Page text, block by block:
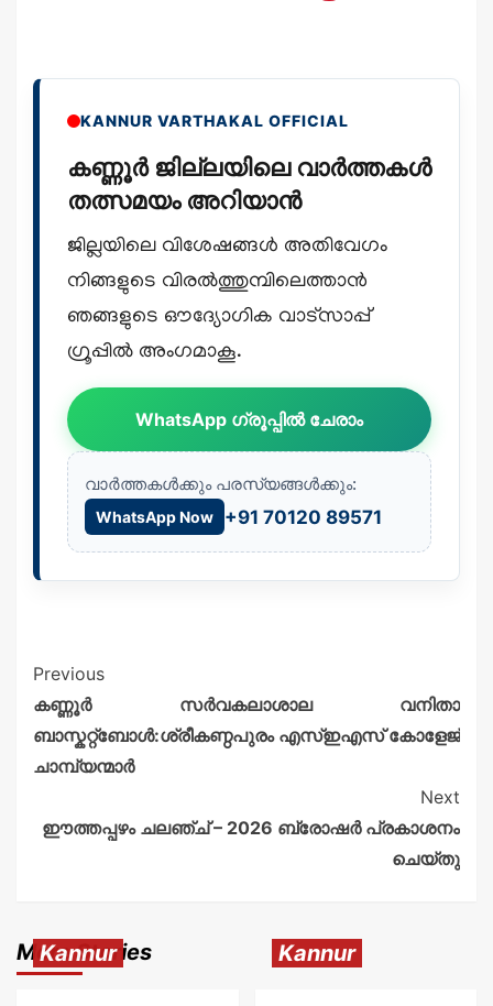
KANNUR VARTHAKAL OFFICIAL
കണ്ണൂർ ജില്ലയിലെ വാർത്തകൾ
തത്സമയം അറിയാൻ
ജില്ലയിലെ വിശേഷങ്ങൾ അതിവേഗം
നിങ്ങളുടെ വിരൽത്തുമ്പിലെത്താൻ
ഞങ്ങളുടെ ഔദ്യോഗിക വാട്സാപ്പ്
ഗ്രൂപ്പിൽ അംഗമാകൂ.
WhatsApp ഗ്രൂപ്പിൽ ചേരാം
വാർത്തകൾക്കും പരസ്യങ്ങൾക്കും:
WhatsApp Now +91 70120 89571
Previous
കണ്ണൂർ സർവകലാശാല വനിതാ
ബാസ്കറ്റ്ബോൾ:ശ്രീകണ്ഠപുരം എസ്ഇഎസ് കോളേജ്
ചാമ്പ്യന്മാർ
Next
ഈത്തപ്പഴം ചലഞ്ച് – 2026 ബ്രോഷർ പ്രകാശനം
ചെയ്തു
More Stories
Kannur Kannur